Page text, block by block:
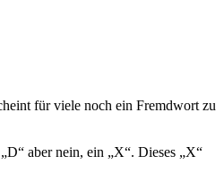
für viele noch ein Fremdwort zu
aber nein, ein „X“. Dieses „X“